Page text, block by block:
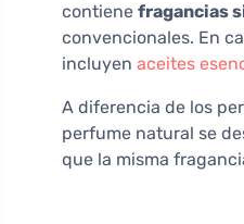
contiene fragancias
convencionales. En
incluyen aceites
A diferencia de los
perfume natural se
que la misma